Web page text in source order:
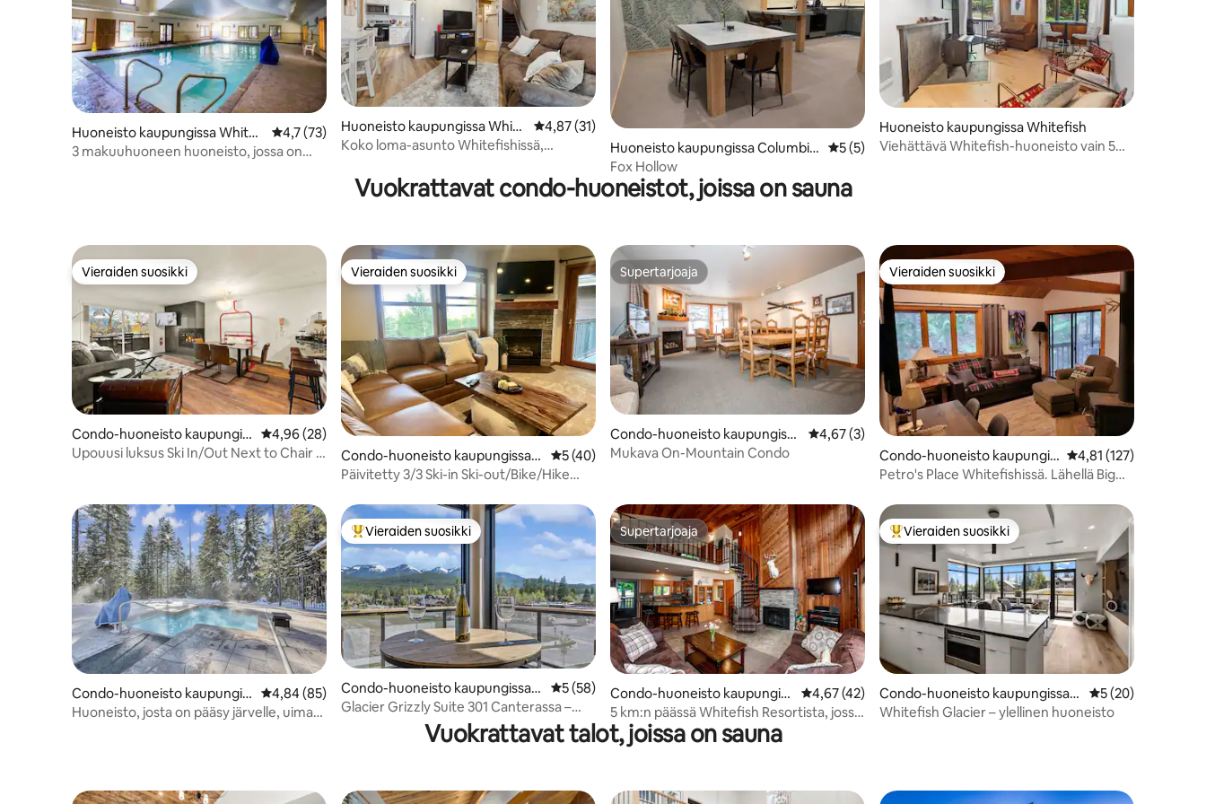
Huoneisto kaupungissa Whitefi
sh
Keskimääräinen arvio 4,7/5, 73 arvostelua
4,7 (73)
3 makuuhuoneen huoneisto, jossa on
Huoneisto kaupungissa White
fish
Keskimääräinen arvio 4,87/5, 31 arvostelua
4,87 (31)
Koko loma-asunto Whitefishissä,
Huoneisto kaupungissa Columbia
Falls
Keskimääräinen arvio 5/5, 5 arvostelua
5 (5)
Fox Hollow
Huoneisto kaupungissa Whitefish
Viehättävä Whitefish-huoneisto vain 5
Vuokrattavat condo-huoneistot, joissa on sauna
Vieraiden suosikki
Vieraiden suosikki
Condo-huoneisto kaupungis
sa Whitefish
Keskimääräinen arvio 4,96/5, 28 arvostelua
4,96 (28)
Upouusi luksus Ski In/Out Next to Chair 1
Vieraiden suosikki
Vieraiden suosikki
Condo-huoneisto kaupungissa
Whitefish
Keskimääräinen arvio 5/5, 40 arvostelua
5 (40)
Päivitetty 3/3 Ski-in Ski-out/Bike/Hike
Supertarjoaja
Supertarjoaja
Condo-huoneisto kaupungissa
Whitefish
Keskimääräinen arvio 4,67/5, 3 arvostelua
4,67 (3)
Mukava On-Mountain Condo
Vieraiden suosikki
Vieraiden suosikki
Condo-huoneisto kaupungis
sa Whitefish
Keskimääräinen arvio
4,81 (127)
Petro's Place Whitefishissä. Lähellä Big
Condo-huoneisto kaupungis
sa Whitefish
Keskimääräinen arvio 4,84/5, 85 arvostelua
4,84 (85)
Huoneisto, josta on pääsy järvelle, uima-
Vieraiden suosikkien parhaimmistoa
Vieraiden suosikki
Condo-huoneisto kaupungissa
Whitefish
Keskimääräinen arvio 5/5, 58 arvostelua
5 (58)
Glacier Grizzly Suite 301 Canterassa –
Supertarjoaja
Supertarjoaja
Condo-huoneisto kaupungiss
a Whitefish
Keskimääräinen arvio 4,67/5, 42 arvostelua
4,67 (42)
5 km:n päässä Whitefish Resortista, jossa
on yhteinen poreamme
Vieraiden suosikkien parhaimmistoa
Vieraiden suosikki
Condo-huoneisto kaupungissa
Whitefish
Keskimääräinen
5 (20)
Whitefish Glacier – ylellinen huoneisto
Vuokrattavat talot, joissa on sauna